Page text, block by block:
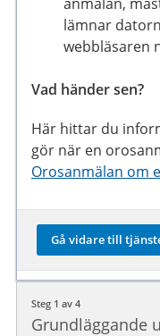
lämnar
webbläsaren
Vad händer sen?
Här hittar du
gör när en
Orosanmälan om
Steg 1 av 4
Grundläggande